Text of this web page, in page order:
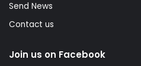
Send News
Contact us
Join us on Facebook